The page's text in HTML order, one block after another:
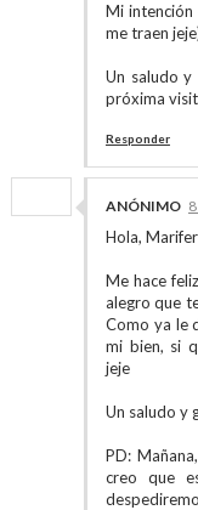
Mi intención
me traen
Un saludo y
próxima
Responder
ANÓNIMO
Hola,
Me hace
alegro que
Como ya le
mi bien, si
jeje
Un saludo y
PD:
creo que